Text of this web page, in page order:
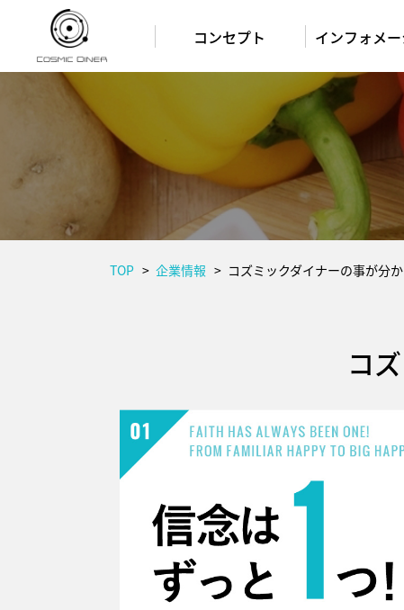
コンセプト インフォメ
TOP 企業情報 コズミックダイナーの事が分
コ